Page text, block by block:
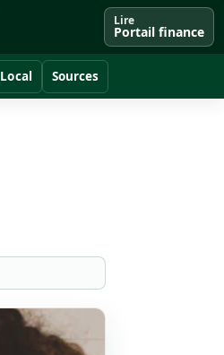
Lire
Portail finance
Local Sources